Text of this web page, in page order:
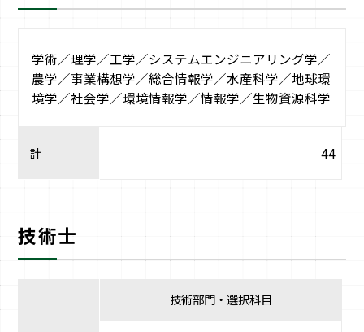
学術／理学／工学／システムエンジニアリング学／
農学／事業構想学／総合情報学／水産科学／地球環
境学／社会学／環境情報学／情報学／生物資源科学
計 44
技術士
技術部門・選択科目